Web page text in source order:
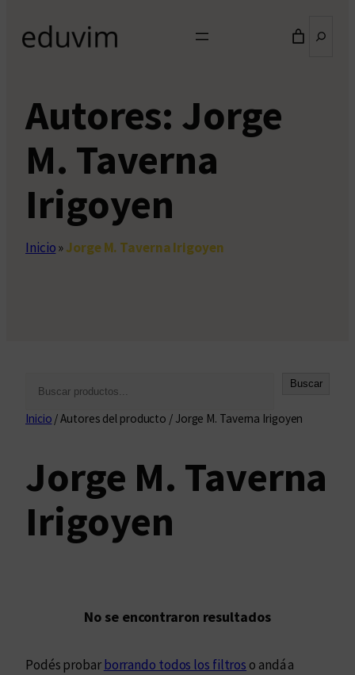
Autores: Jorge
M. Taverna
Irigoyen
Inicio»Jorge M. Taverna Irigoyen
s
r
Buscar
Inicio / Autores del producto / Jorge M. Taverna Irigoyen
Jorge M. Taverna
Irigoyen
No se encontraron resultados
Podés probarborrando todos los filtros o andá a